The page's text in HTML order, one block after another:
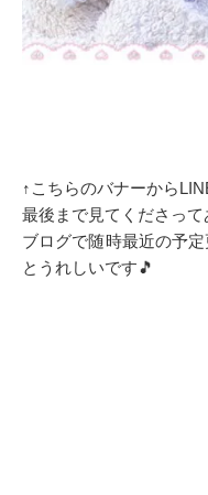
↑こちらのバナーから
最後まで見てくださっ
ブログで随時最近の予
とうれしいです🎵